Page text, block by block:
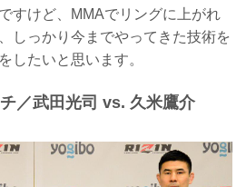
すけど、MMAでリングに上がれ
しっかり今までやってきた技術を
したいと思います。
／武田光司 vs. 久米鷹介